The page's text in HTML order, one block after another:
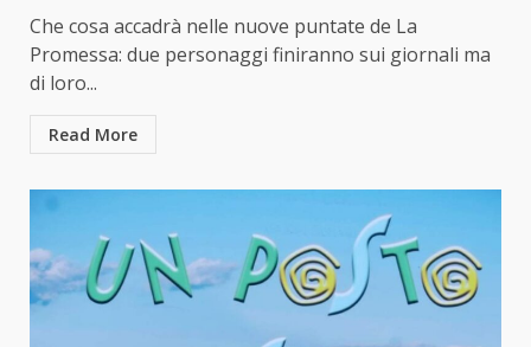
Che cosa accadrà nelle nuove puntate de La
Promessa: due personaggi finiranno sui giornali ma
di loro...
Read More